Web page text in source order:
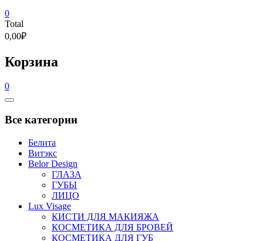
0
Total
0,00₽
Корзина
0
Catalog
Все категории
Белита
Витэкс
Belor Design
ГЛАЗА
ГУБЫ
ЛИЦО
Lux Visage
КИСТИ ДЛЯ МАКИЯЖА
КОСМЕТИКА ДЛЯ БРОВЕЙ
КОСМЕТИКА ДЛЯ ГУБ